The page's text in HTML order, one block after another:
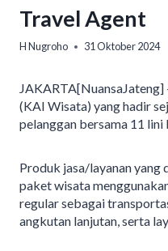
Travel Agent
H Nugroho 31 Oktober 2024
(KAI Wisata) yang hadir
pelanggan bersama 11
Produk jasa/layanan
paket wisata
regular sebagai
angkutan lanjutan, serta